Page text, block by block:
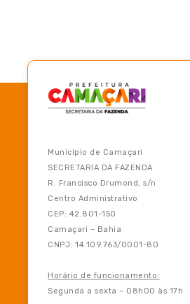
Município de Camaçari
SECRETARIA DA FAZENDA
R. Francisco Drumond, s/n
Centro Administrativo
CEP: 42.801-150
Camaçari – Bahia
CNPJ: 14.109.763/0001-80
Horário de funcionamento:
Segunda a sexta – 08h00 às 17h